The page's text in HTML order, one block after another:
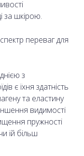
за шкірою.
переваг для
з
є їхня здатність
та еластину
видимості
пружності
їй більш